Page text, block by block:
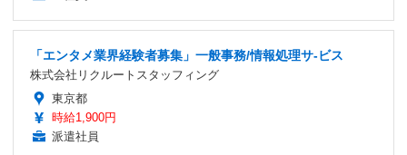
「エンタメ業界経験者募集」一般事務/情報処理サ-ビス
株式会社リクルートスタッフィング
東京都
時給1,900円
派遣社員